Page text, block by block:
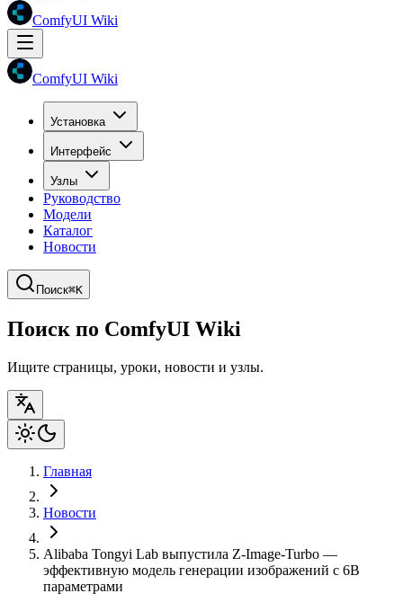
ComfyUI Wiki
ComfyUI Wiki
Установка
Интерфейс
Узлы
Руководство
Модели
Каталог
Новости
Поиск⌘K
Поиск по ComfyUI Wiki
Ищите страницы, уроки, новости и узлы.
Главная
Новости
Alibaba Tongyi Lab выпустила Z-Image-Turbo —
эффективную модель генерации изображений с 6B
параметрами